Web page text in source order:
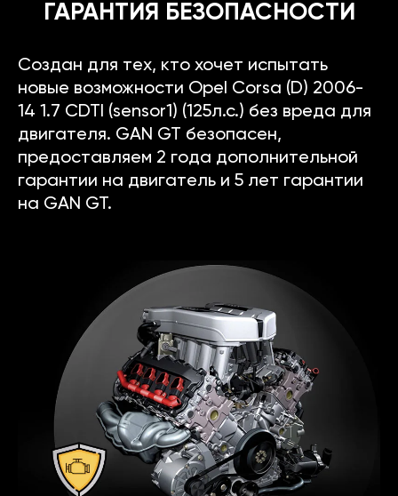
ГАРАНТИЯ БЕЗОПАСНОСТИ
Создан для тех, кто хочет испытать
новые возможности Opel Corsa (D) 2006-
14 1.7 CDTI (sensor1) (125л.с.) без вреда для
двигателя. GAN GT безопасен,
предоставляем 2 года дополнительной
гарантии на двигатель и 5 лет гарантии
на GAN GT.